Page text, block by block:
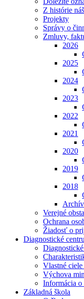
Z histórie
Projekty
Správy o
Zmluvy,
2026
2025
2024
2023
2022
2021
2020
2019
2018
Verejné
Ochrana
Žiadosť o
Diagnostické
Vlastné
Výchova
Informácia
Základná škola